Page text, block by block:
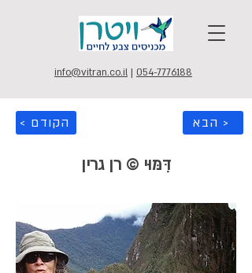
info@vitran.co.il | 054-7776188
< הקודם הבא >
דִּמּוּי © רן גרין